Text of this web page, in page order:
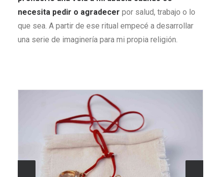
necesita pedir o agradecer por salud, trabajo o lo
que sea. A partir de ese ritual empecé a desarrollar
una serie de imaginería para mi propia religión.